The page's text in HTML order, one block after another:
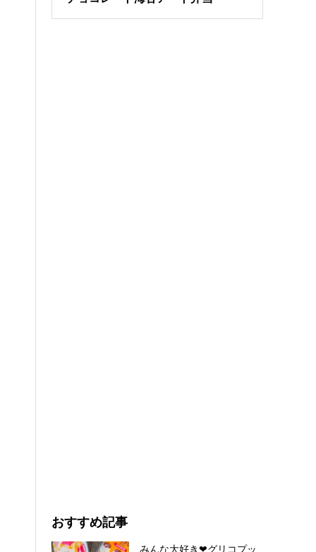
おすすめ記事
みんな大好き❤グリコプッ